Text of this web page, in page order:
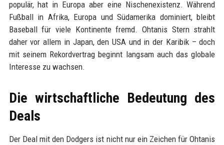
populär, hat in Europa aber eine Nischenexistenz. Während
Fußball in Afrika, Europa und Südamerika dominiert, bleibt
Baseball für viele Kontinente fremd. Ohtanis Stern strahlt
daher vor allem in Japan, den USA und in der Karibik – doch
mit seinem Rekordvertrag beginnt langsam auch das globale
Interesse zu wachsen.
Die wirtschaftliche Bedeutung des
Deals
Der Deal mit den Dodgers ist nicht nur ein Zeichen für Ohtanis